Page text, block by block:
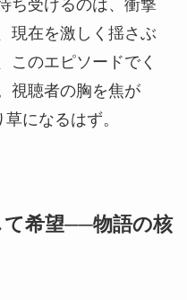
ち受けるのは、衝撃
現在を激しく揺さぶ
のエピソードでく
視聴者の胸を焦が
になるはず。
て希望──物語の核